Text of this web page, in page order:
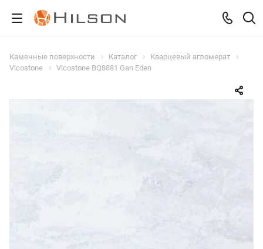
Каменные поверхности Каталог
Кварцевый агломерат
Vicostone
Vicostone BQ8881 Gan Eden